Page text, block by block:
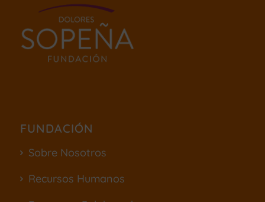
FUNDACIÓN
Sobre Nosotros
Recursos Humanos